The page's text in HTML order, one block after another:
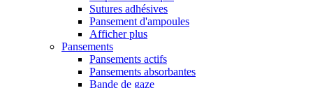
Sutures adhésives
Pansement d'ampoules
Afficher plus
Pansements
Pansements actifs
Pansements absorbantes
Bande de gaze